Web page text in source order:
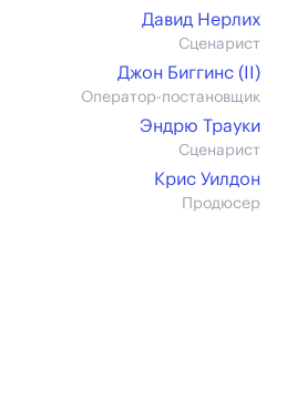
Давид Нерлих
Сценарист
Джон Биггинс (II)
Оператор-постановщик
Эндрю Трауки
Сценарист
Крис Уилдон
Продюсер